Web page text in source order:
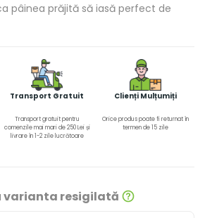
pâinea prăjită să iasă perfect de
Transport Gratuit
Transport gratuit pentru
comenzile mai mari de 250 Lei și
livrare în 1-2 zile lucrătoare
Clienți Mulțumiți
Orice produs poate fi returnat în
termen de 15 zile
varianta resigilată